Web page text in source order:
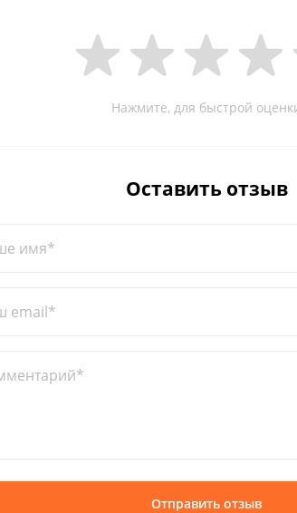
Нажмите, для быстрой
Оставить отзыв
имя*
email*
Отправить отзыв